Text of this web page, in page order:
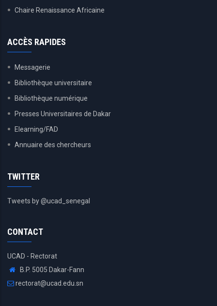
Chaire Renaissance Africaine
ACCÈS RAPIDES
Messagerie
Bibliothèque universitaire
Bibliothèque numérique
Presses Universitaires de Dakar
Elearning/FAD
Annuaire des chercheurs
TWITTER
Tweets by @ucad_senegal
CONTACT
UCAD - Rectorat
B.P. 5005 Dakar-Fann
rectorat@ucad.edu.sn